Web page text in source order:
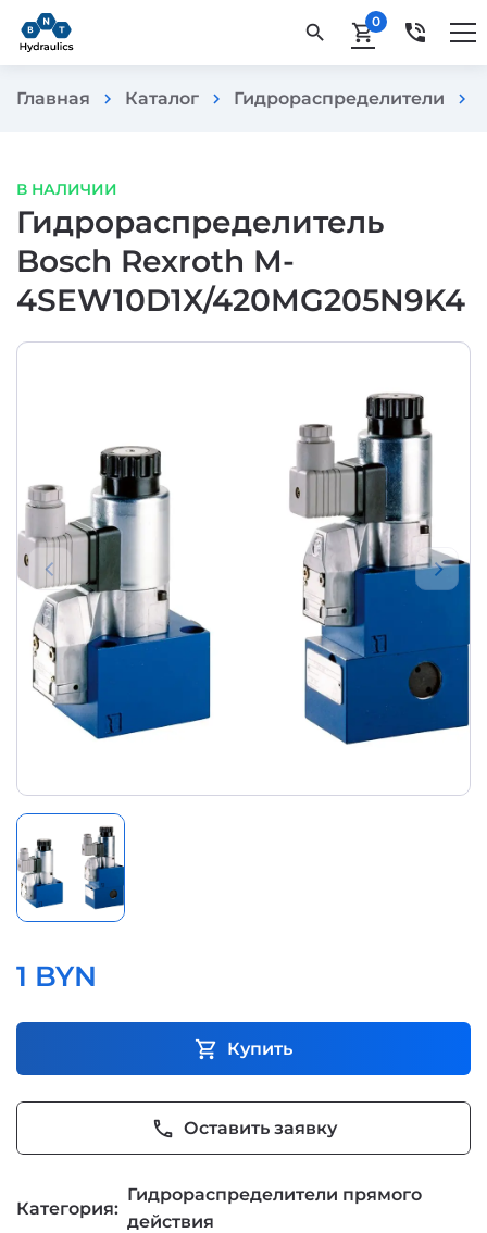
search shopping_cart0 phone_in_talk
Главная chevron_right Каталог chevron_right Гидрораспределители chevron_right
В НАЛИЧИИ
Гидрораспределитель
Bosch Rexroth M-
4SEW10D1X/420MG205N9K4
1 BYN
shopping_cart Купить
phone Оставить заявку
Категория:
Гидрораспределители прямого
действия